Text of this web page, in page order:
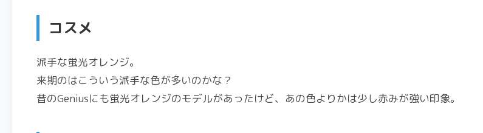
コスメ
派手な蛍光オレンジ。
来期のはこういう派手な色が多いのかな？
昔のGeniusにも蛍光オレンジのモデルがあったけど、あの色よりかは少し赤みが強い印象。